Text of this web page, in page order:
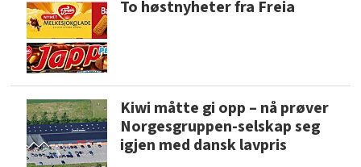
To høstnyheter fra Freia
Kiwi måtte gi opp – nå prøver
Norgesgruppen-selskap seg
igjen med dansk lavpris